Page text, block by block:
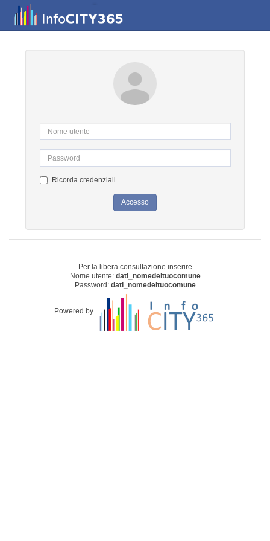
Ricorda credenziali
Accesso
Per la libera consultazione inserire
Nome utente: dati_nomedeltuocomune
Password: dati_nomedeltuocomune
Powered by